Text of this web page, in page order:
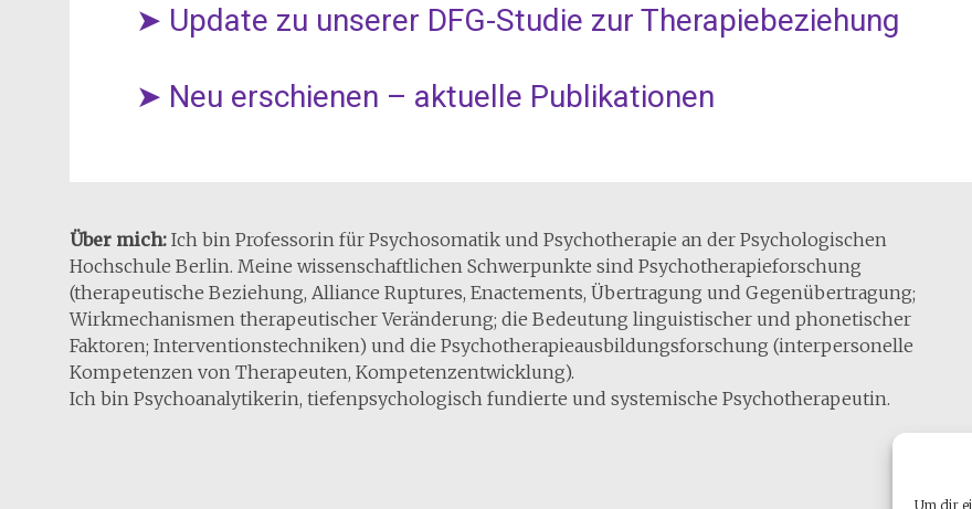
Um dir
➤ Update zu unserer DFG-Studie zur Therapiebeziehung
➤ Neu erschienen – aktuelle Publikationen
Über mich: Ich bin Professorin für Psychosomatik und Psychotherapie an der Psychologischen
Hochschule Berlin. Meine wissenschaftlichen Schwerpunkte sind Psychotherapieforschung
(therapeutische Beziehung, Alliance Ruptures, Enactements, Übertragung und Gegenübertragung;
Wirkmechanismen therapeutischer Veränderung; die Bedeutung linguistischer und phonetischer
Faktoren; Interventionstechniken) und die Psychotherapieausbildungsforschung (interpersonelle
Kompetenzen von Therapeuten, Kompetenzentwicklung).
Ich bin Psychoanalytikerin, tiefenpsychologisch fundierte und systemische Psychotherapeutin.